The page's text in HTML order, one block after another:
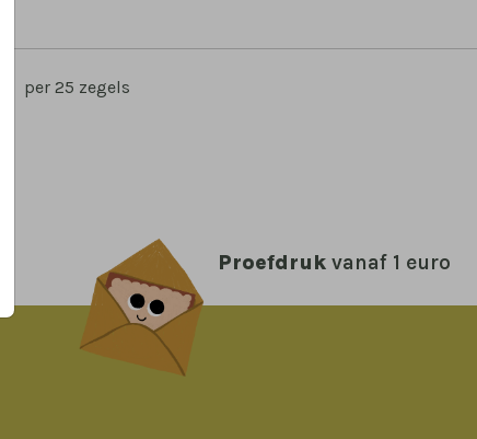
per 25 zegels
Proefdruk vanaf 1 euro